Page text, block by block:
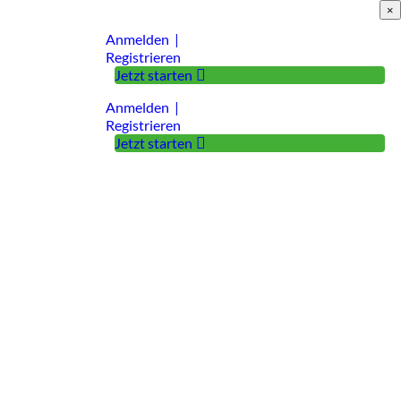
Anmelden |
Registrieren
Jetzt starten
Anmelden |
Registrieren
Jetzt starten
×